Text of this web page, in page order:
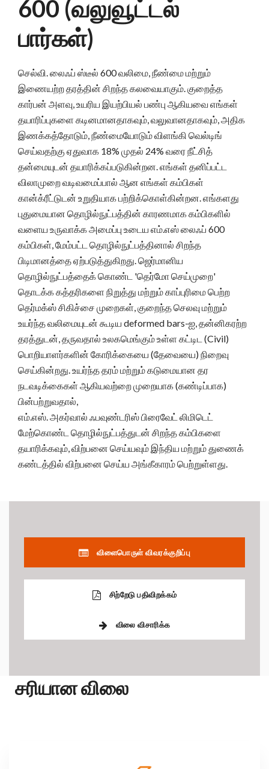
600 (வலுவூட்டல்
பார்கள்)
செல்வி. லைஃப் ஸ்டீல் 600 வலிமை, நீண்மை மற்றும்
இணையற்ற தரத்தின் சிறந்த கலவையாகும். குறைத்த
கார்பன் அளவு, உயரிய இயற்பியல் பண்பு ஆகியவை எங்கள்
தயாரிப்புகளை கடினமானதாகவும், வலுவானதாகவும், அதிக
இணக்கத்தோடும், நீண்மையோடும் விளங்கி வெல்டிங்
செய்வதற்கு ஏதுவாக 18% முதல் 24% வரை நீட்சித்
தன்மையுடன் தயாரிக்கப்படுகின்றன. எங்கள் தனிப்பட்ட
விலாமுறை வடிவமைப்பால் ஆன எங்கள் கம்பிகள்
கான்க்ரீட்டுடன் உறுதியாக பற்றிக்கொள்கின்றன. எங்களது
புதுமையான தொழில்நுட்பத்தின் காரணமாக கம்பிகளில்
வளைய உருவாக்க அமைப்பு உடைய எம்.எஸ் லைஃப் 600
கம்பிகள், மேம்பட்ட தொழில்நுட்பத்தினால் சிறந்த
பிடிமானத்தை ஏற்படுத்துகிறது. ஜெர்மானிய
தொழில்நுட்பத்தைக் கொண்ட 'தெர்மோ செய்முறை'
தொடக்க கத்தரிகளை நிறுத்து மற்றும் காப்புரிமை பெற்ற
தெர்மக்ஸ் சிகிச்சை முறைகள், குறைந்த செலவு மற்றும்
உயர்ந்த வலிமையுடன் கூடிய deformed bars-ஐ, தன்னிகரற்ற
தரத்துடன், தருவதால் உலகமெங்கும் உள்ள கட்டிட (Civil)
பொறியாளர்களின் கோரிக்கையை (தேவையை) நிறைவு
செய்கின்றது. உயர்ந்த தரம் மற்றும் கடுமையான தர
நடவடிக்கைகள் ஆகியவற்றை முறையாக (கண்டிப்பாக)
பின்பற்றுவதால்,
எம்.எஸ். அகர்வால் ஃபவுண்டரிஸ் பிரைவேட் லிமிடெட்
மேற்கொண்ட தொழில்நுட்பத்துடன் சிறந்த கம்பிகளை
தயாரிக்கவும், விற்பனை செய்யவும் இந்திய மற்றும் துணைக்
கண்டத்தில் விற்பனை செய்ய அங்கீகாரம் பெற்றுள்ளது.
விளைபொருள் விவரக்குறிப்பு
சிற்றேடு பதிவிறக்கம்
விலை விசாரிக்க
சரியான விலை